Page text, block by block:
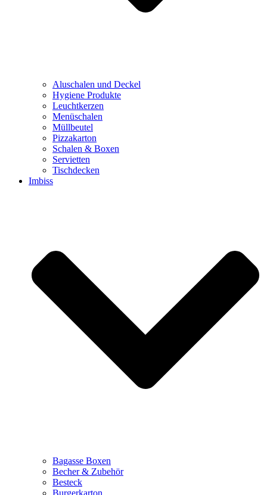
Aluschalen und Deckel
Hygiene Produkte
Leuchtkerzen
Menüschalen
Müllbeutel
Pizzakarton
Schalen & Boxen
Servietten
Tischdecken
Imbiss
Bagasse Boxen
Becher & Zubehör
Besteck